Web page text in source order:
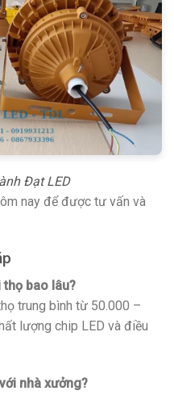
Đạt LED
nay để được tư vấn và
bao lâu?
trung bình từ 50.000 –
lượng chip LED và điều
nhà xưởng?